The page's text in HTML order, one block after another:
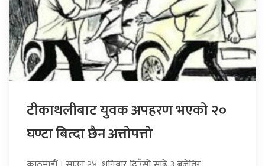
टीकाथलीबाट युवक अपहरण भएको २०
घण्टा बित्दा छैन अत्तोपत्तो